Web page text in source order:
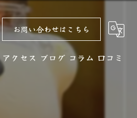
お問い合わせはこちら
アクセス ブログ コラム 口コミ